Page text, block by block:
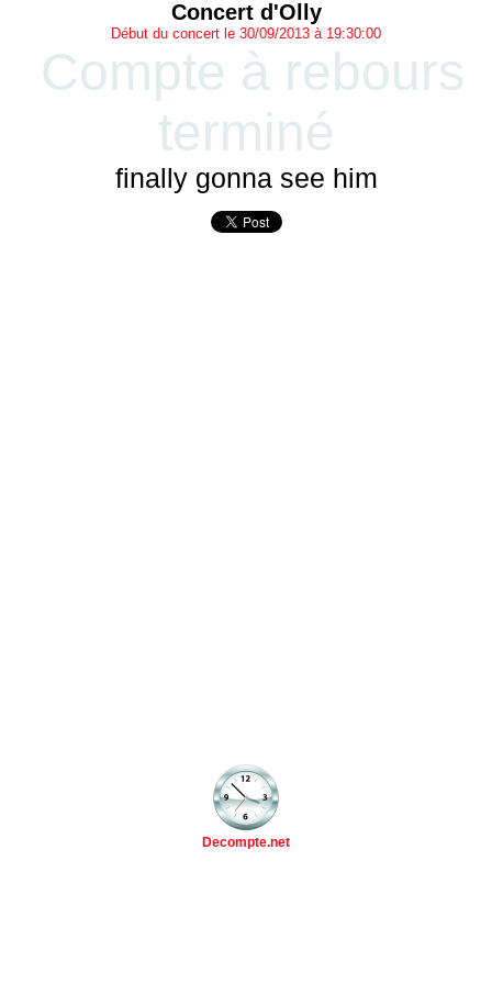
Concert d'Olly
Début du concert le 30/09/2013 à 19:30:00
Compte à rebours
terminé
finally gonna see him
Decompte.net